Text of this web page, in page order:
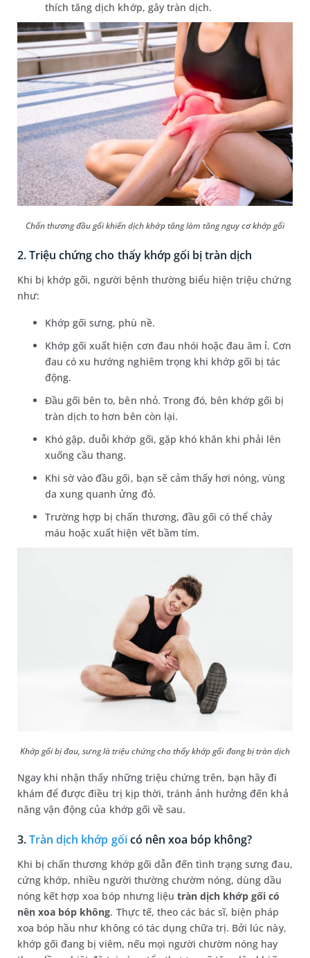
thích tăng dịch khớp, gây tràn dịch.
Chấn thương đầu gối khiến dịch khớp tăng làm tăng nguy cơ khớp gối
2. Triệu chứng cho thấy khớp gối bị tràn dịch
Khi bị khớp gối, người bệnh thường biểu hiện triệu chứng
như:
Khớp gối sưng, phù nề.
Khớp gối xuất hiện cơn đau nhói hoặc đau âm ỉ. Cơn
đau có xu hướng nghiêm trọng khi khớp gối bị tác
động.
Đầu gối bên to, bên nhỏ. Trong đó, bên khớp gối bị
tràn dịch to hơn bên còn lại.
Khó gập, duỗi khớp gối, gặp khó khăn khi phải lên
xuống cầu thang.
Khi sờ vào đầu gối, bạn sẽ cảm thấy hơi nóng, vùng
da xung quanh ửng đỏ.
Trường hợp bị chấn thương, đầu gối có thể chảy
máu hoặc xuất hiện vết bầm tím.
Khớp gối bị đau, sưng là triệu chứng cho thấy khớp gối đang bị tràn dịch
Ngay khi nhận thấy những triệu chứng trên, bạn hãy đi
khám để được điều trị kịp thời, tránh ảnh hưởng đến khả
năng vận động của khớp gối về sau.
3.Tràn dịch khớp gốicó nên xoa bóp không?
Khi bị chấn thương khớp gối dẫn đến tình trạng sưng đau,
cứng khớp, nhiều người thường chườm nóng, dùng dầu
nóng kết hợp xoa bóp nhưng liệu tràn dịch khớp gối có
nên xoa bóp không. Thực tế, theo các bác sĩ, biện pháp
xoa bóp hầu như không có tác dụng chữa trị. Bởi lúc này,
khớp gối đang bị viêm, nếu mọi người chườm nóng hay